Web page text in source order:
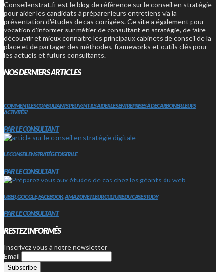
Conseilenstrat.fr est le blog de référence sur le conseil en stratégie
pour aider les candidats à préparer leurs entretiens via la
présentation d'études de cas corrigées. Ce site a également pour
vocation d'informer sur métier de consultant en stratégie, de faire
découvrir et mieux connaitre les principaux cabinets de conseil de la
place et de partager des méthodes, frameworks et outils clés pour
les actuels et futurs consultants.
NOS DERNIERS ARTICLES
COMMENT LES CONSULTANTS PEUVENT-ILS AIDER LES ENTREPRISES À DÉCARBONER LEURS
ACTIVITÉS?
PAR LE CONSULTANT
LE CONSEIL EN STRATÉGIE DIGITALE
PAR LE CONSULTANT
UBER, GOOGLE, FACEBOOK, AMAZON ET LEUR CULTURE DU CASE STUDY
PAR LE CONSULTANT
RESTEZ INFORMÉS
Inscrivez vous à notre newsletter
Email